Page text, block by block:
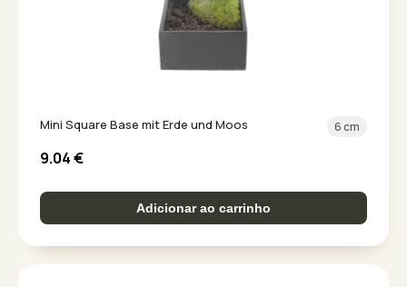
Mini Square Base mit Erde und Moos 6 cm
9.04€
Adicionar ao carrinho